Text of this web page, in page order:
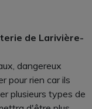
de Larivière-
dangereux
pour rien car ils
plusieurs types de